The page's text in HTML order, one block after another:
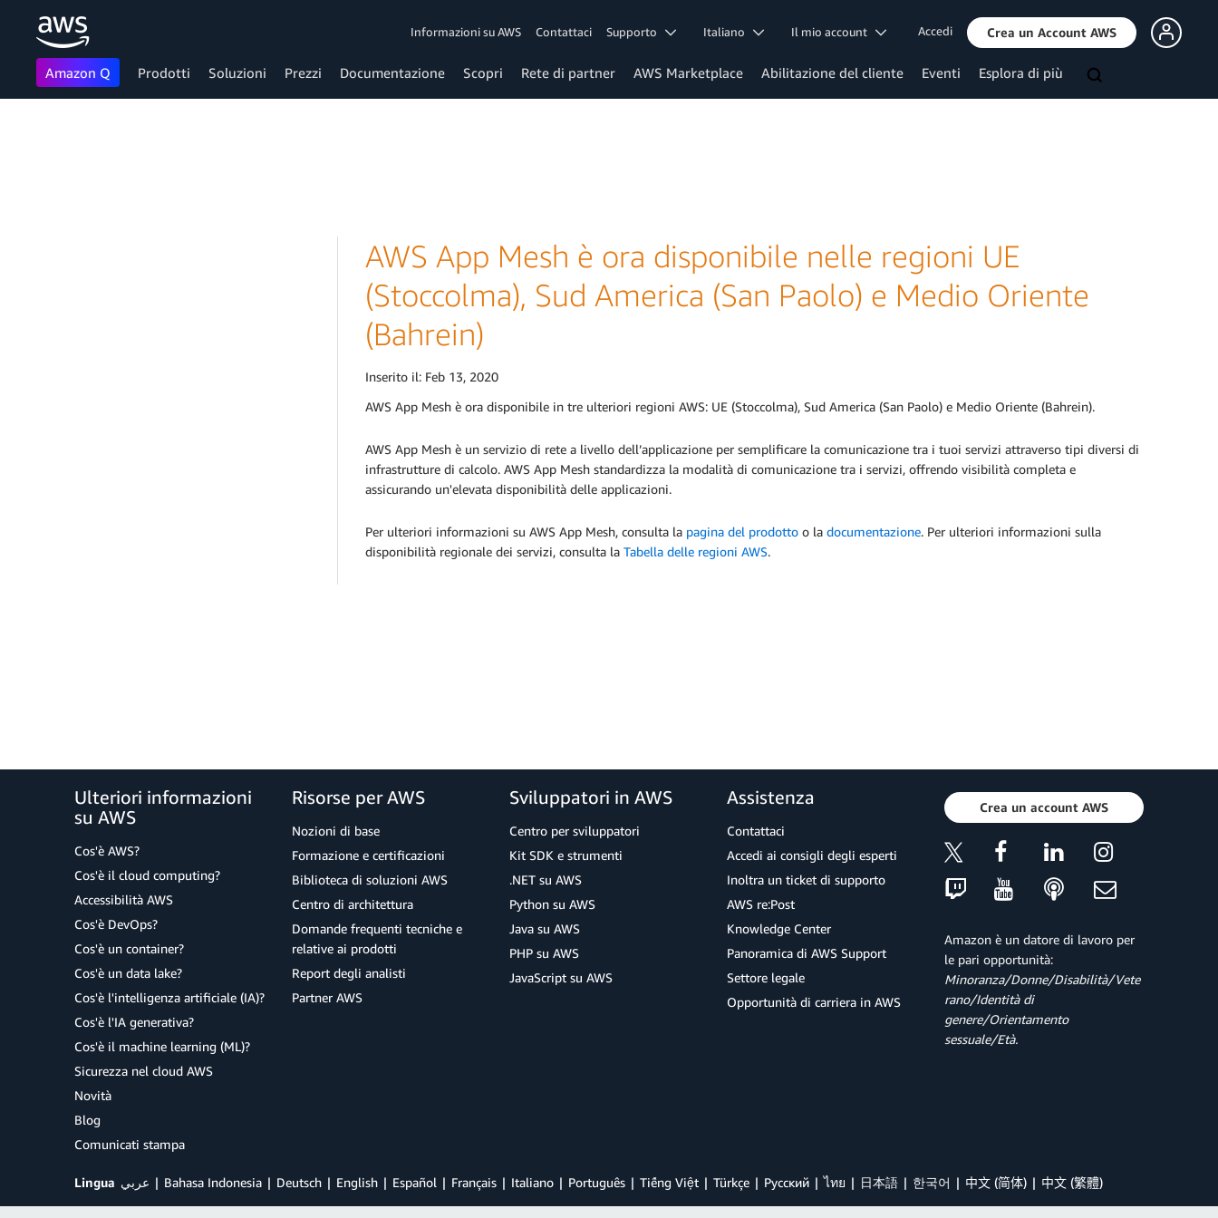
Informazioni su AWS Contattaci Supporto Italiano Il mio account Accedi Crea un Account AWS
Amazon Q Prodotti Soluzioni Prezzi Documentazione Scopri Rete di partner AWS Marketplace Abilitazione del cliente Eventi Esplora di più
AWS App Mesh è ora disponibile nelle regioni UE
(Stoccolma), Sud America (San Paolo) e Medio Oriente
(Bahrein)
Inserito il: Feb 13, 2020
AWS App Mesh è ora disponibile in tre ulteriori regioni AWS: UE (Stoccolma), Sud America (San Paolo) e Medio Oriente (Bahrein).
AWS App Mesh è un servizio di rete a livello dell’applicazione per semplificare la comunicazione tra i tuoi servizi attraverso tipi diversi di
infrastrutture di calcolo. AWS App Mesh standardizza la modalità di comunicazione tra i servizi, offrendo visibilità completa e
assicurando un'elevata disponibilità delle applicazioni.
Per ulteriori informazioni su AWS App Mesh, consulta la pagina del prodotto o la documentazione. Per ulteriori informazioni sulla
disponibilità regionale dei servizi, consulta la Tabella delle regioni AWS.
Ulteriori informazioni
su AWS
Cos'è AWS?
Cos'è il cloud computing?
Accessibilità AWS
Cos'è DevOps?
Cos'è un container?
Cos'è un data lake?
Cos'è l'intelligenza artificiale (IA)?
Cos'è l'IA generativa?
Cos'è il machine learning (ML)?
Sicurezza nel cloud AWS
Novità
Blog
Comunicati stampa
Risorse per AWS
Nozioni di base
Formazione e certificazioni
Biblioteca di soluzioni AWS
Centro di architettura
Domande frequenti tecniche e
relative ai prodotti
Report degli analisti
Partner AWS
Sviluppatori in AWS
Centro per sviluppatori
Kit SDK e strumenti
.NET su AWS
Python su AWS
Java su AWS
PHP su AWS
JavaScript su AWS
Assistenza
Contattaci
Accedi ai consigli degli esperti
Inoltra un ticket di supporto
AWS re:Post
Knowledge Center
Panoramica di AWS Support
Settore legale
Opportunità di carriera in AWS
Crea un account AWS
Amazon è un datore di lavoro per
le pari opportunità:
Minoranza/Donne/Disabilità/Vete
rano/Identità di
genere/Orientamento
sessuale/Età.
Lingua عربي Bahasa Indonesia Deutsch English Español Français Italiano Português Tiếng Việt Türkçe Ρусский ไทย 日本語 한국어 中文 (简体) 中文 (繁體)